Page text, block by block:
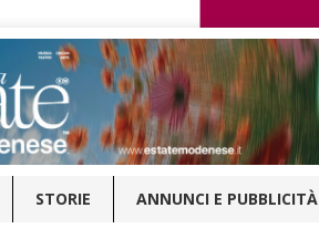
STORIE ANNUNCI E PUBBLICITÀ